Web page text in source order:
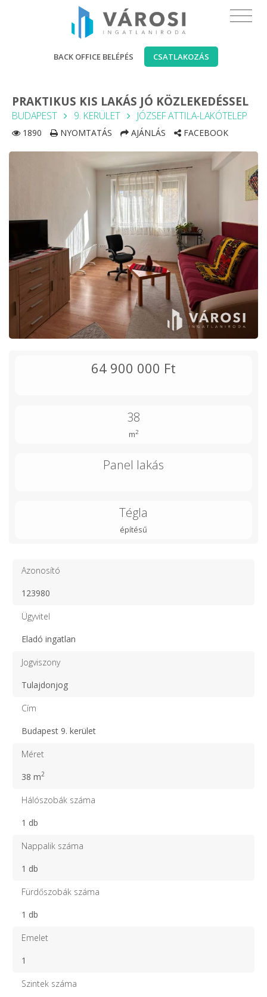
BACK OFFICE BELÉPÉS CSATLAKOZÁS
PRAKTIKUS KIS LAKÁS JÓ KÖZLEKEDÉSSEL
BUDAPEST 9. KERÜLET JÓZSEF ATTILA-LAKÓTELEP
1890 NYOMTATÁS AJÁNLÁS FACEBOOK
64 900 000 Ft
38
m2
Panel lakás
Tégla
építésű
Azonosító
123980
Ügyvitel
Eladó ingatlan
Jogviszony
Tulajdonjog
Cím
Budapest 9. kerület
Méret
38 m2
Hálószobák száma
1 db
Nappalik száma
1 db
Fürdőszobák száma
1 db
Emelet
1
Szintek száma